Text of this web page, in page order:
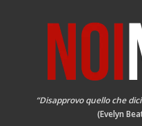
“Disapprovo quello che
(Evelyn